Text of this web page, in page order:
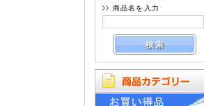
商品名を入力